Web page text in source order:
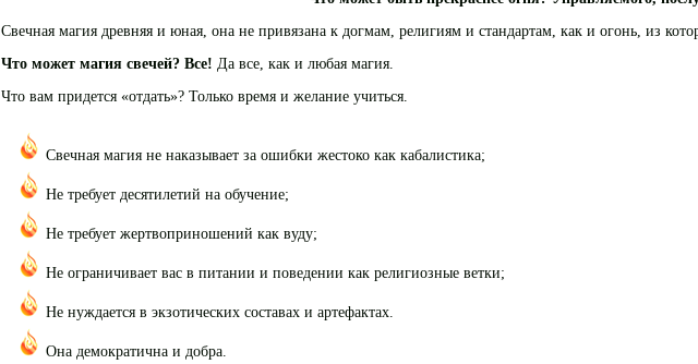
Свечная магия древняя и юная, она не привязана к догмам, религиям и стандартам, как и огонь, из
Что может магия свечей? Все! Да все, как и любая магия.
Что вам придется «отдать»? Только время и желание учиться.
Свечная магия не наказывает за ошибки жестоко как кабалистика;
Не требует десятилетий на обучение;
Не требует жертвоприношений как вуду;
Не ограничивает вас в питании и поведении как религиозные ветки;
Не нуждается в экзотических составах и артефактах.
Она демократична и добра.